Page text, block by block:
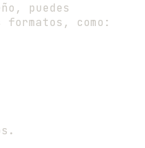
puedes
como: